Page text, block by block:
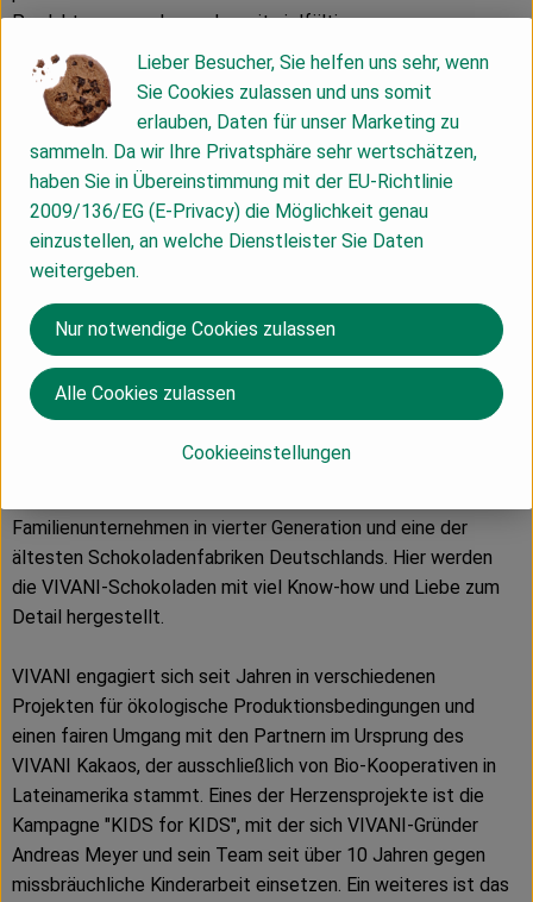
Produkten gewachsen, das mit vielfältigen
Tafelschokoladen, Schokoriegeln, Kuvertüren,
Kakaogetränken und Trüffelpralinen keinerlei schokoladigen
Wünsche offenlässt. Schokolade als ganzheitliches
Kunstwerk ist das zentrale Motto. In diesem Sinne verbindet
VIVANI innovative Rezepturen aus besten Zutaten mit
künstlerischen Verpackungsdesigns und den Aspekten von
Nachhaltigkeit und sozialer Verantwortung. Das Bochumer
Unternehmen um Gründer und Gesellschafter Andreas Meyer
Jahren gegen ausbeuterische Kinderarbeit und betreibt
eigene Projekte für besonders fairen und biodynamisch-
angebauten Bio-Kakao in der Dominikanischen Republik,
Heimat der weltbesten Edelkakaosorten.
Produktionspartner ist die renommierte Schokoladenfabrik
Familienunternehmen in vierter Generation und eine der
ältesten Schokoladenfabriken Deutschlands. Hier werden
die VIVANI-Schokoladen mit viel Know-how und Liebe zum
Detail hergestellt.
VIVANI engagiert sich seit Jahren in verschiedenen
Projekten für ökologische Produktionsbedingungen und
einen fairen Umgang mit den Partnern im Ursprung des
VIVANI Kakaos, der ausschließlich von Bio-Kooperativen in
Lateinamerika stammt. Eines der Herzensprojekte ist die
Kampagne "KIDS for KIDS", mit der sich VIVANI-Gründer
Andreas Meyer und sein Team seit über 10 Jahren gegen
missbräuchliche Kinderarbeit einsetzen. Ein weiteres ist das
Lieber Besucher, Sie helfen uns sehr, wenn
Sie Cookies zulassen und uns somit
erlauben, Daten für unser Marketing zu
sammeln. Da wir Ihre Privatsphäre sehr wertschätzen,
haben Sie in Übereinstimmung mit der EU-Richtlinie
2009/136/EG (E-Privacy) die Möglichkeit genau
einzustellen, an welche Dienstleister Sie Daten
weitergeben.
Cookieeinstellungen
Nur notwendige Cookies zulassen
Alle Cookies zulassen